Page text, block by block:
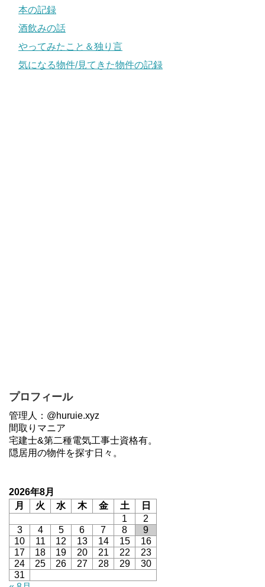
本の記録
酒飲みの話
やってみたこと＆独り言
気になる物件/見てきた物件の記録
プロフィール
管理人：@huruie.xyz
間取りマニア
宅建士&第二種電気工事士資格有。
隠居用の物件を探す日々。
2026年8月
月
火 水 木 金 土
日
1
2
3
4 5 6 7 8
9
10
11 12 13 14 15
16
17
18 19 20 21 22
23
24
25 26 27 28 29
30
31